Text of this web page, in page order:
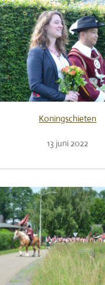
Koningschieten
13 juni 2022